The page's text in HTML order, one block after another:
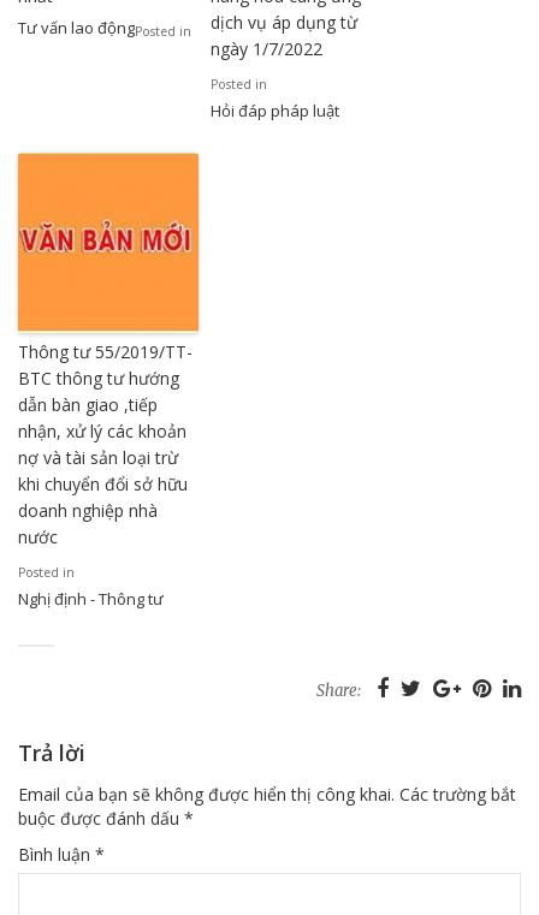
Posted in
Tư vấn lao động
dịch vụ áp dụng từ
ngày 1/7/2022
Posted in
Hỏi đáp pháp luật
Thông tư 55/2019/TT-
BTC thông tư hướng
dẫn bàn giao ,tiếp
nhận, xử lý các khoản
nợ và tài sản loại trừ
khi chuyển đổi sở hữu
doanh nghiệp nhà
nước
Posted in
Nghị định - Thông tư
Share:
Trả lời
Email của bạn sẽ không được hiển thị công khai. Các trường bắt
buộc được đánh dấu *
Bình luận *